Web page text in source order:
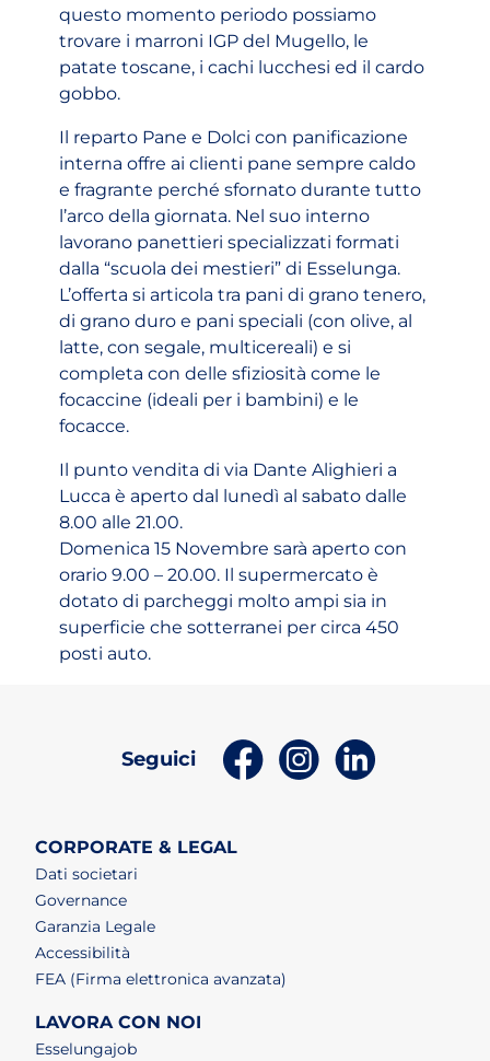
questo momento periodo possiamo
trovare i marroni IGP del Mugello, le
patate toscane, i cachi lucchesi ed il cardo
gobbo.
Il reparto Pane e Dolci con panificazione
interna offre ai clienti pane sempre caldo
e fragrante perché sfornato durante tutto
l’arco della giornata. Nel suo interno
lavorano panettieri specializzati formati
dalla “scuola dei mestieri” di Esselunga.
L’offerta si articola tra pani di grano tenero,
di grano duro e pani speciali (con olive, al
latte, con segale, multicereali) e si
completa con delle sfiziosità come le
focaccine (ideali per i bambini) e le
focacce.
Il punto vendita di via Dante Alighieri a
Lucca è aperto dal lunedì al sabato dalle
8.00 alle 21.00.
Domenica 15 Novembre sarà aperto con
orario 9.00 – 20.00. Il supermercato è
dotato di parcheggi molto ampi sia in
superficie che sotterranei per circa 450
posti auto.
Seguici (apri in un nuovo tab)
(apri in un nuovo
CORPORATE & LEGAL
Dati societari
Governance
Garanzia Legale
Accessibilità
FEA (Firma elettronica avanzata)
LAVORA CON NOI
Esselungajob(apri in un nuovo tab)